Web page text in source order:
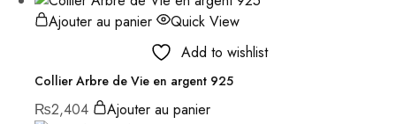
Ajouter au panier
Quick View
Add to wishlist
Collier Arbre de Vie en argent 925
₨2,404 Ajouter au panier